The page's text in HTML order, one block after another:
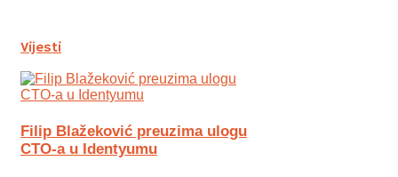
Vijesti
Filip Blažeković preuzima ulogu
CTO-a u Identyumu